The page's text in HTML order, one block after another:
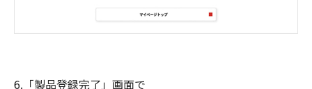
6.「製品登録完了」画面で